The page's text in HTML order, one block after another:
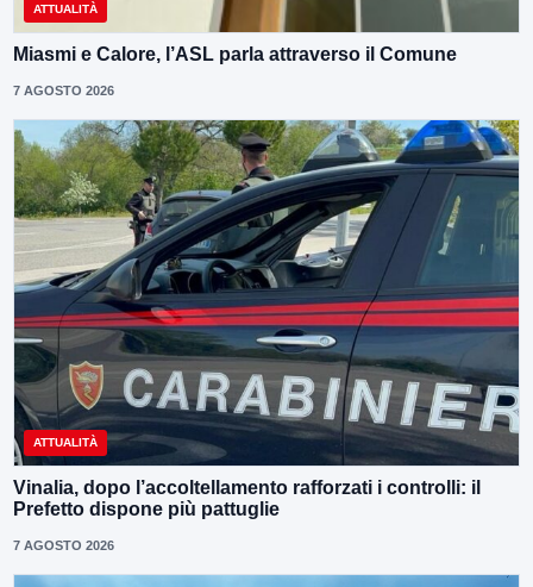
ATTUALITÀ
Miasmi e Calore, l’ASL parla attraverso il Comune
7 AGOSTO 2026
ATTUALITÀ
Vinalia, dopo l’accoltellamento rafforzati i controlli: il
Prefetto dispone più pattuglie
7 AGOSTO 2026